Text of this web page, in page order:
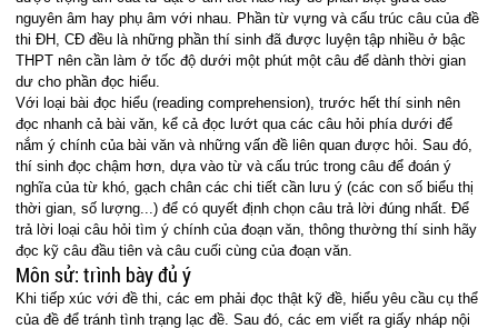
nguyên âm hay phụ âm với nhau. Phần từ vựng và cấu trúc câu của đề
thi ĐH, CĐ đều là những phần thí sinh đã được luyện tập nhiều ở bậc
THPT nên cần làm ở tốc độ dưới một phút một câu để dành thời gian
dư cho phần đọc hiểu.
Với loại bài đọc hiểu (reading comprehension), trước hết thí sinh nên
đọc nhanh cả bài văn, kể cả đọc lướt qua các câu hỏi phía dưới để
nắm ý chính của bài văn và những vấn đề liên quan được hỏi. Sau đó,
thí sinh đọc chậm hơn, dựa vào từ và cấu trúc trong câu để đoán ý
nghĩa của từ khó, gạch chân các chi tiết cần lưu ý (các con số biểu thị
thời gian, số lượng...) để có quyết định chọn câu trả lời đúng nhất. Để
trả lời loại câu hỏi tìm ý chính của đoạn văn, thông thường thí sinh hãy
đọc kỹ câu đầu tiên và câu cuối cùng của đoạn văn.
Môn sử: trình bày đủ ý
Khi tiếp xúc với đề thi, các em phải đọc thật kỹ đề, hiểu yêu cầu cụ thể
của đề để tránh tình trạng lạc đề. Sau đó, các em viết ra giấy nháp nội